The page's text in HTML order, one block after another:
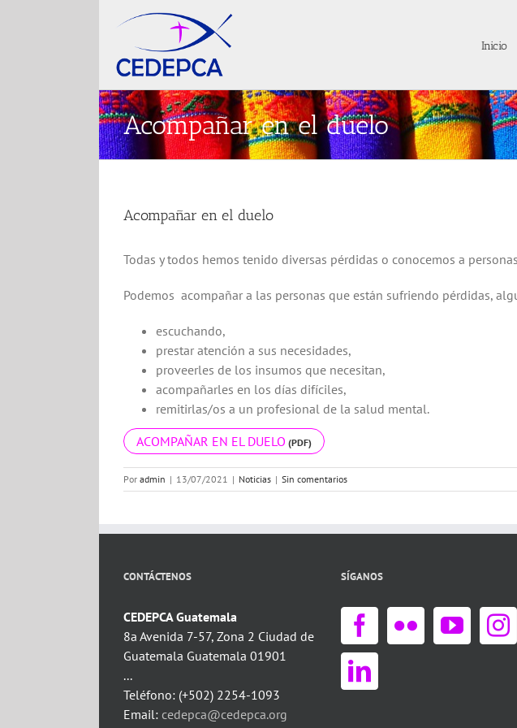
Inicio
Acompañar en el duelo
Acompañar en el duelo
Todas y todos hemos tenido diversas pérdidas o conocemos a
Podemos acompañar a las personas que están sufriendo pérdidas,
escuchando,
prestar atención a sus necesidades,
proveerles de los insumos que necesitan,
acompañarles en los días difíciles,
remitirlas/os a un profesional de la salud mental.
ACOMPAÑAR EN EL DUELO
Por admin | 13/07/2021 | Noticias | Sin comentarios
CONTÁCTENOS
CEDEPCA Guatemala
8a Avenida 7-57, Zona 2 Ciudad de
Guatemala Guatemala 01901
...
Teléfono: (+502) 2254-1093
Email: cedepca@cedepca.org
SÍGANOS